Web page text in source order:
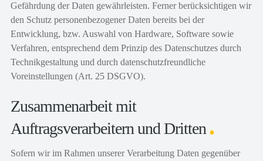
Gefährdung der Daten gewährleisten. Ferner berücksichtigen wir
den Schutz personenbezogener Daten bereits bei der
Entwicklung, bzw. Auswahl von Hardware, Software sowie
Verfahren, entsprechend dem Prinzip des Datenschutzes durch
Technikgestaltung und durch datenschutzfreundliche
Voreinstellungen (Art. 25 DSGVO).
Zusammenarbeit mit
Auftragsverarbeitern und Dritten
Sofern wir im Rahmen unserer Verarbeitung Daten gegenüber